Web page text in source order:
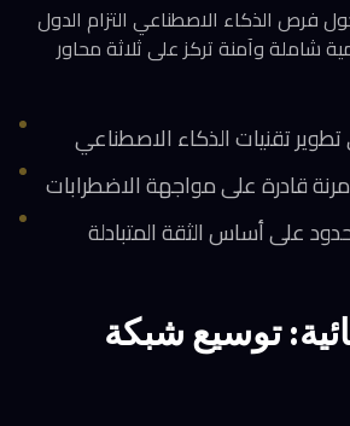
فرص الذكاء الاصطناعي التزام الدول
شاملة وآمنة تركز على ثلاثة محاور
تقنيات الذكاء الاصطناعي
مرنة قادرة على مواجهة الاضطرابات
على أساس الثقة المتبادلة
توسيع شبكة